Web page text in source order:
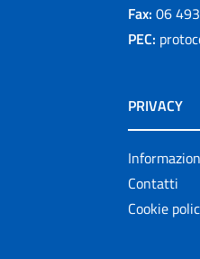
Fax: 06
PEC:
PRIVACY
Contatti
Cookie